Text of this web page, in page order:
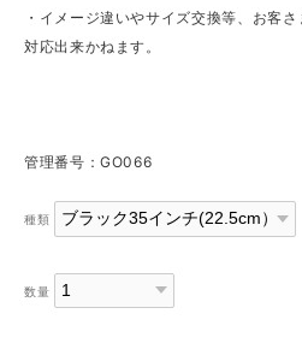
・イメージ違いやサイズ交換等、お客
対応出来かねます。
管理番号：GO066
種類
数量